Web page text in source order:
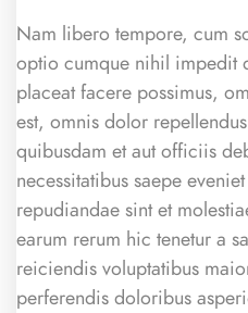
Nam libero tempore, cum
optio cumque nihil impedit
placeat facere possimus,
est, omnis dolor
quibusdam et aut officiis
necessitatibus saepe
repudiandae sint et
earum rerum hic tenetur a
reiciendis voluptatibus
perferendis doloribus